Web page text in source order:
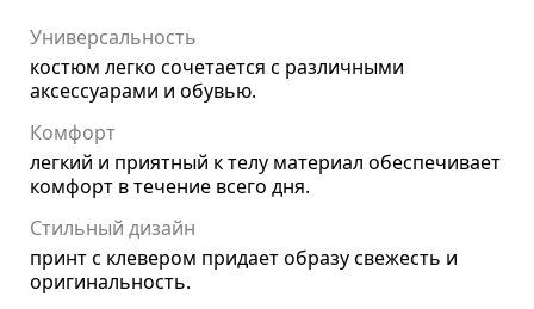
Универсальность
костюм легко сочетается с различными
аксессуарами и обувью.
Комфорт
легкий и приятный к телу материал обеспечивает
комфорт в течение всего дня.
Стильный дизайн
принт с клевером придает образу свежесть и
оригинальность.